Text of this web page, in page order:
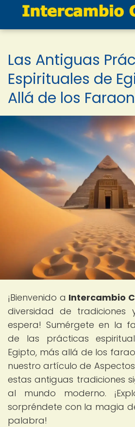
Las Antiguas
Espirituales de
Allá de los
¡Bienvenido a Intercambio
diversidad de tradiciones
espera! Sumérgete en la
de las prácticas
Egipto, más allá de los
nuestro artículo de
estas antiguas tradiciones
al mundo moderno.
sorpréndete con la magia
palabra!